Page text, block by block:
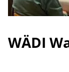
WÄDI